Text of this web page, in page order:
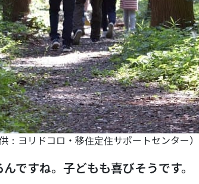
ヨリドコロ・移住定住サポートセンター）
ですね。子どもも喜びそうです。